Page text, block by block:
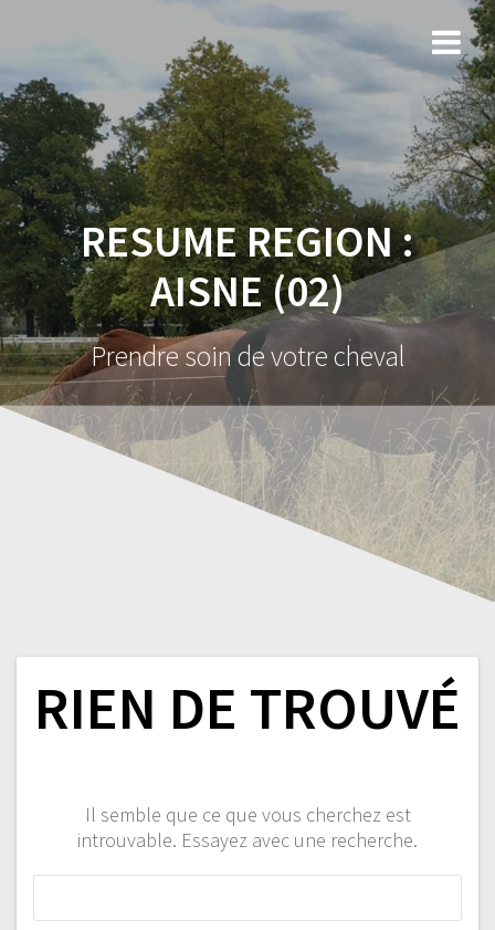
RESUME REGION :
AISNE (02)
Prendre soin de votre cheval
RIEN DE TROUVÉ
Il semble que ce que vous cherchez est
introuvable. Essayez avec une recherche.